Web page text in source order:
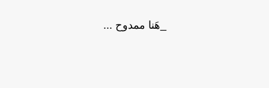
_هَنا ممدوح ...